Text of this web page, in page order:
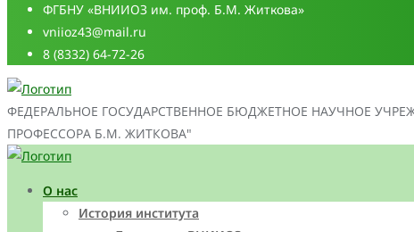
ФГБНУ «ВНИИОЗ им. проф. Б.М. Житкова»
vniioz43@mail.ru
8 (8332) 64-72-26
ФЕДЕРАЛЬНОЕ ГОСУДАРСТВЕННОЕ БЮДЖЕТНОЕ НАУЧНОЕ
ПРОФЕССОРА Б.М. ЖИТКОВА"
О нас
История института